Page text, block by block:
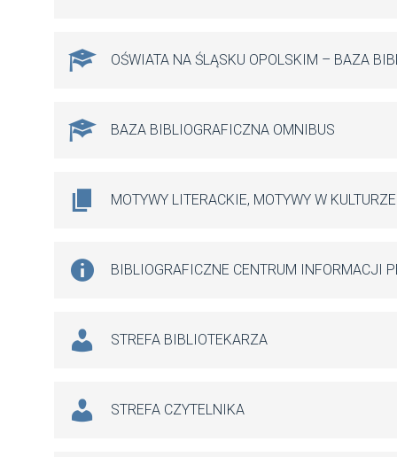
OŚWIATA NA ŚLĄSKU OPOLSKIM – BAZA
BAZA BIBLIOGRAFICZNA OMNIBUS
MOTYWY LITERACKIE, MOTYWY W KULTURZE
BIBLIOGRAFICZNE CENTRUM INFORMACJI
STREFA BIBLIOTEKARZA
STREFA CZYTELNIKA